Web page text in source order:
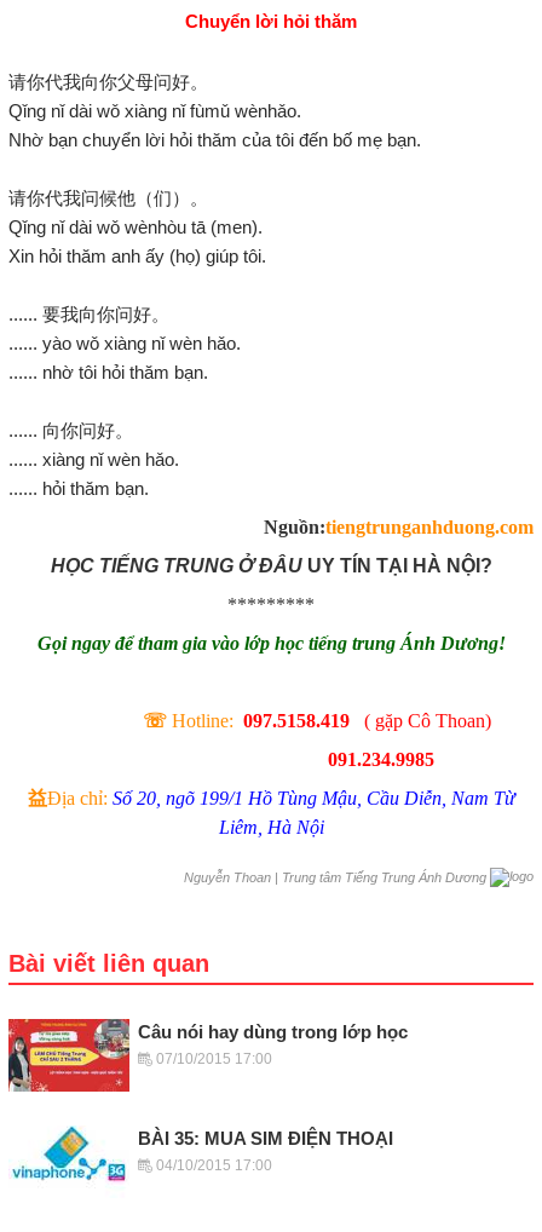
Chuyển lời hỏi thăm
请你代我向你父母问好。
Qǐng nǐ dài wǒ xiàng nǐ fùmǔ wènhǎo.
Nhờ bạn chuyển lời hỏi thăm của tôi đến bố mẹ bạn.
请你代我问候他（们）。
Qǐng nǐ dài wǒ wènhòu tā (men).
Xin hỏi thăm anh ấy (họ) giúp tôi.
...... 要我向你问好。
...... yào wǒ xiàng nǐ wèn hǎo.
...... nhờ tôi hỏi thăm bạn.
...... 向你问好。
...... xiàng nǐ wèn hǎo.
...... hỏi thăm bạn.
Nguồn:tiengtrunganhduong.com
HỌC TIẾNG TRUNG Ở ĐÂU UY TÍN TẠI HÀ NỘI?
*********
Gọi ngay để tham gia vào lớp học tiếng trung Ánh Dương!
☏ Hotline: 097.5158.419 ( gặp Cô Thoan)
091.234.9985
益Địa chỉ: Số 20, ngõ 199/1 Hồ Tùng Mậu, Cầu Diễn, Nam Từ
Liêm, Hà Nội
Nguyễn Thoan | Trung tâm Tiếng Trung Ánh Dương
Bài viết liên quan
Câu nói hay dùng trong lớp học
07/10/2015 17:00
BÀI 35: MUA SIM ĐIỆN THOẠI
04/10/2015 17:00